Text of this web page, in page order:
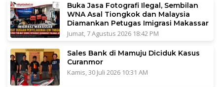
Buka Jasa Fotografi Ilegal, Sembilan
WNA Asal Tiongkok dan Malaysia
Diamankan Petugas Imigrasi Makassar
Jumat, 7 Agustus 2026 18:42 PM
Sales Bank di Mamuju Diciduk Kasus
Curanmor
Kamis, 30 Juli 2026 10:31 AM